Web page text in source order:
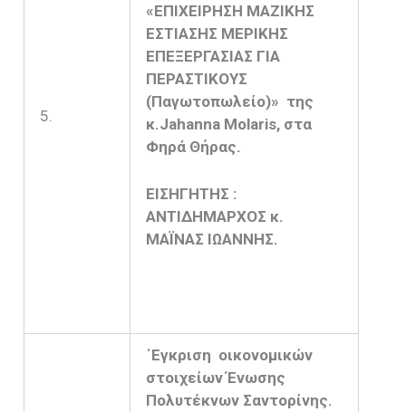
5.
«ΕΠΙΧΕΙΡΗΣΗ ΜΑΖΙΚΗΣ
ΕΣΤΙΑΣΗΣ ΜΕΡΙΚΗΣ
ΕΠΕΞΕΡΓΑΣΙΑΣ ΓΙΑ
ΠΕΡΑΣΤΙΚΟΥΣ
(Παγωτοπωλείο)» της
κ.Jahanna Molaris, στα
Φηρά Θήρας.
ΕΙΣΗΓΗΤΗΣ :
ΑΝΤΙΔΗΜΑΡΧΟΣ κ.
ΜΑΪΝΑΣ ΙΩΑΝΝΗΣ.
΄Εγκριση οικονομικών
στοιχείων Ένωσης
Πολυτέκνων Σαντορίνης.